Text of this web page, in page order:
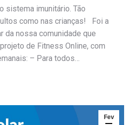
sistema imunitário. Tão
como nas crianças! Foi a
da nossa comunidade que
de Fitness Online, com
– Para todos…
Fev